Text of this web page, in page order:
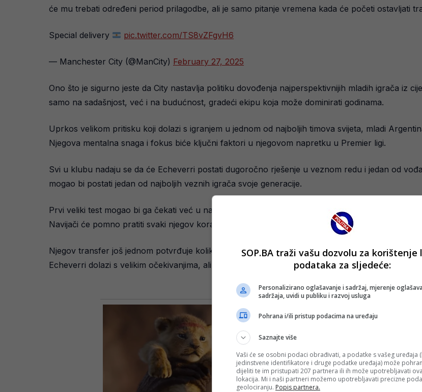
će mu trebati određeni period prilagodbe, ali je samo pitanje vremena kada će početi ostavljati
Special delivery pic.twitter.com/TS8vZFgvH6
— Manchester City (@ManCity) February 27, 2025
Ono što je sigurno jeste da City nastavlja politiku dovođenja najperspektivnijih mladih igrača iz
samo na sadašnjost, već i na budućnost, gradeći ekipu koja može dominirati godinama.
Uprkos velikom pritisku koji dolazi s igranjem u jednom od najboljih timova svijeta, mladi
Njegova mentalna snaga i fokus biće ključni faktori u njegovom napretku u Premier ligi.
Svi u klubu nadaju se da će Echeverri postati dugoročno rješenje u veznom redu i jedan od
mogao bi postati jedan od najboljih veznih igrača svoje generacije.
Prvi veliki test mogao bi ga čekati već u narednim sedmicama, kada bi mogao dobiti priliku da
Navijači će pomno pratiti svaki njegov korak, nadajući se da će vidjeti još jednog
Njegov transfer još jednom potvrđuje koliko je Premier liga privlačna za mlade talente i koliko
Echeverri dolazi s velikim očekivanjima, ali i ogromnim potencijalom da ih ispuni.
SOP.BA traži vašu dozvolu za korištenje
podataka za sljedeće:
Personalizirano oglašavanje i sadržaj, mjerenje
sadržaja, uvidi u publiku i razvoj usluga
Pohrana i/ili pristup podacima na uređaju
Saznajte više
Vaši će se osobni podaci obrađivati, a podatke s vašeg uređaja
jedinstvene identifikatore i druge podatke uređaja) može
dijeliti te im pristupati 207 partnera ili ih može upotrebljavati
lokacija. Mi i naši partneri možemo upotrebljavati precizne
geolociranju. Popis partnera.